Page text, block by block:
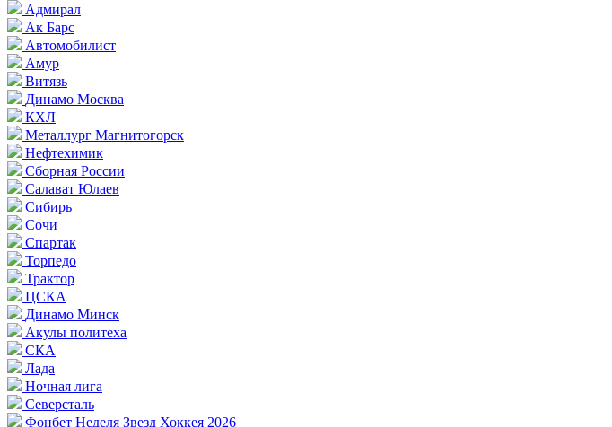
Адмирал
Ак Барс
Автомобилист
Амур
Витязь
Динамо Москва
КХЛ
Металлург Магнитогорск
Нефтехимик
Сборная России
Салават Юлаев
Сибирь
Сочи
Спартак
Торпедо
Трактор
ЦСКА
Динамо Минск
Акулы политеха
СКА
Лада
Ночная лига
Северсталь
Фонбет Неделя Звезд Хоккея 2026